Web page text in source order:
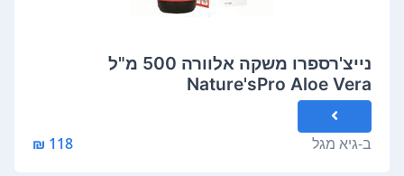
נייצ'רספרו משקה אלוורה 500 מ"ל
Nature'sPro Aloe Vera
ב-גיא מגל 118 ₪